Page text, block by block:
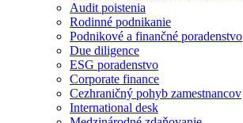
Audit poistenia
Rodinné podnikanie
Podnikové a finančné poradenstvo
Due diligence
ESG poradenstvo
Corporate finance
Cezhraničný pohyb zamestnancov
International desk